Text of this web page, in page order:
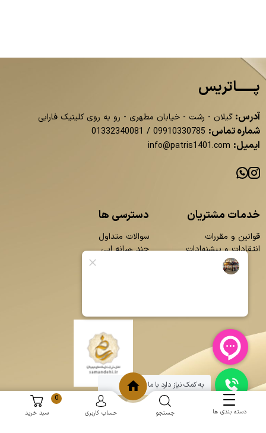
پــــــاتریس
آدرس: گیلان - رشت - خیابان مطهری - رو به روی کلینیک فارابی
شماره تماس: 09910330785
/
01332340081
ایمیل: info@patris1401.com
خدمات مشتریان
قوانین و مقررات
انتقادات و پیشنهادات
دسترسی ها
سوالات متداول
چند رسانه ایی
دسته بندی ها جستجو حساب کاربری
0
سبد خرید
به کمک نیاز دارد با ما چت کنید